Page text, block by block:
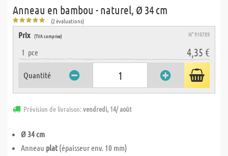
Anneau en bambou - naturel, Ø 34 cm
(2 évaluations)
Prix (TVA comprise) N° 910789
1 pce 4,35 €
Quantité
Prévision de livraison:vendredi, 14/ août
Ø 34 cm
Anneau plat(épaisseur env. 10 mm)